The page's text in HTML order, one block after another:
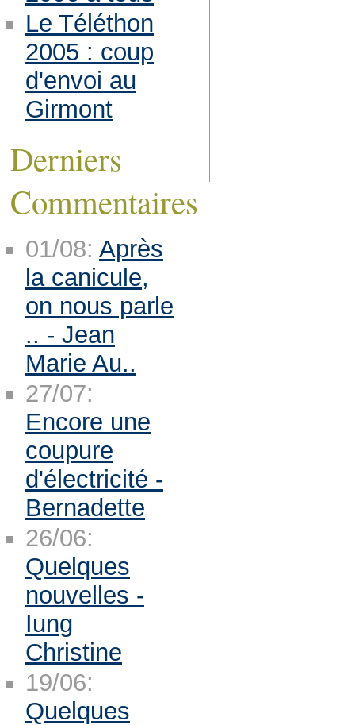
Le Téléthon
2005 : coup
d'envoi au
Girmont
Derniers
Commentaires
01/08: Après
la canicule,
on nous parle
.. - Jean
Marie Au..
27/07:
Encore une
coupure
d'électricité -
Bernadette
26/06:
Quelques
nouvelles -
Iung
Christine
19/06:
Quelques